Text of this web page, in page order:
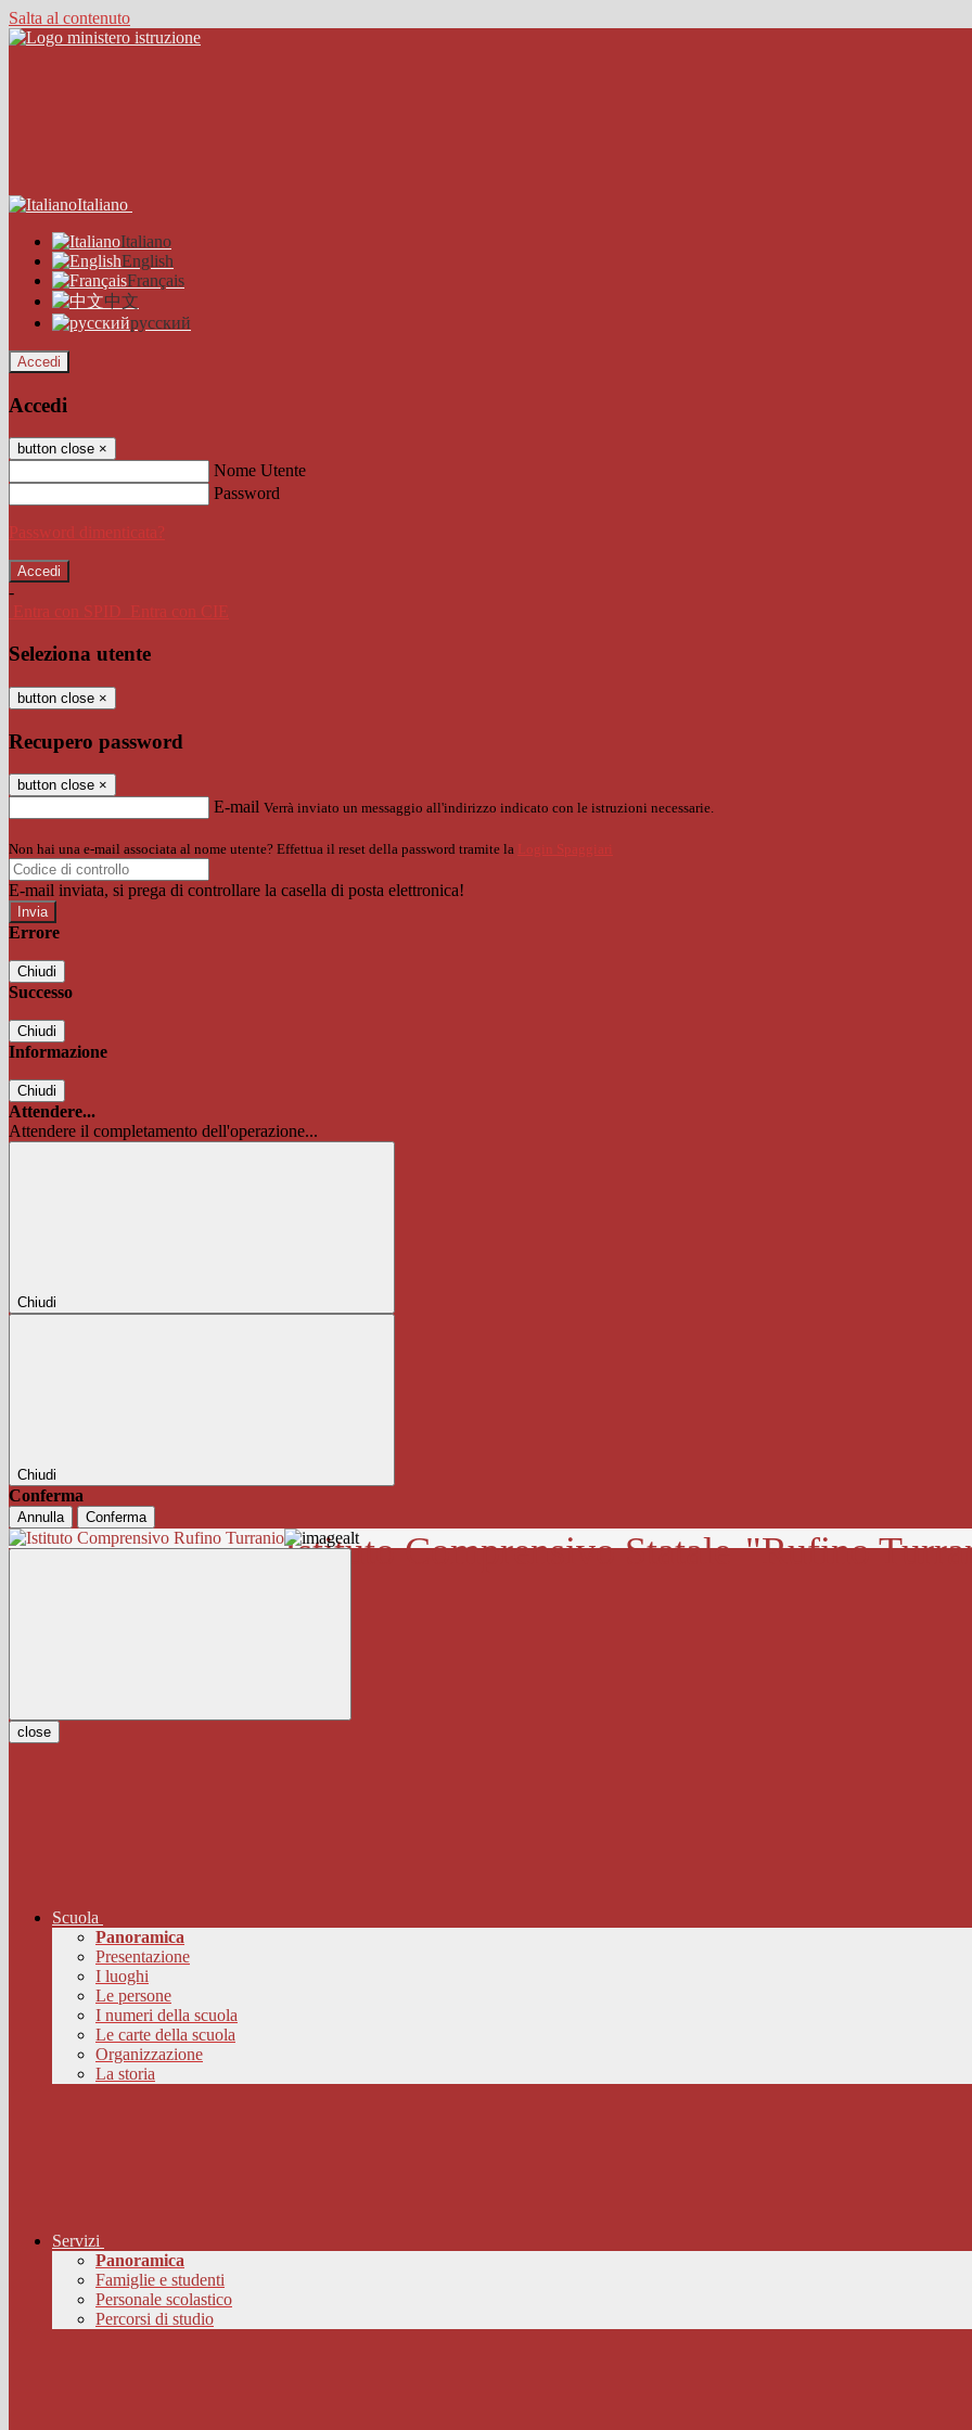
Salta al contenuto
Italiano
Italiano
English
Français
中文
русский
Accedi
Accedi
button close ×
Nome Utente
Password
Password dimenticata?
-
Entra con SPID
Entra con CIE
Seleziona utente
button close ×
Recupero password
button close ×
E-mail Verrà inviato un messaggio all'indirizzo indicato con le istruzioni necessarie.
Non hai una e-mail associata al nome utente? Effettua il reset della password tramite la Login Spaggiari
E-mail inviata, si prega di controllare la casella di posta elettronica!
Errore
Chiudi
Successo
Chiudi
Informazione
Chiudi
Attendere...
Attendere il completamento dell'operazione...
Chiudi
Chiudi
Conferma
Annulla Conferma
Istituto Comprensivo Statale"Rufino
close
Scuola
Panoramica
Presentazione
I luoghi
Le persone
I numeri della scuola
Le carte della scuola
Organizzazione
La storia
Servizi
Panoramica
Famiglie e studenti
Personale scolastico
Percorsi di studio